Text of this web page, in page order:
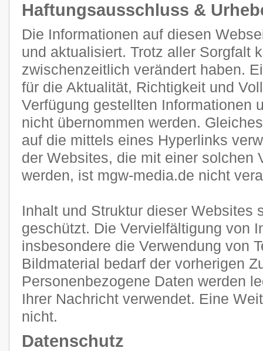
Haftungsausschluss &
Die Informationen auf diesen
und aktualisiert. Trotz aller Sorgfalt
zwischenzeitlich verändert haben.
für die Aktualität, Richtigkeit und
Verfügung gestellten Informationen
nicht übernommen werden.
auf die mittels eines Hyperlinks
der Websites, die mit einer solchen
werden, ist mgw-media.de nicht
Inhalt und Struktur dieser Websites
geschützt. Die Vervielfältigung von
insbesondere die Verwendung von
Bildmaterial bedarf der vorherigen
Personenbezogene Daten werden
Ihrer Nachricht verwendet. Eine
nicht.
Datenschutz